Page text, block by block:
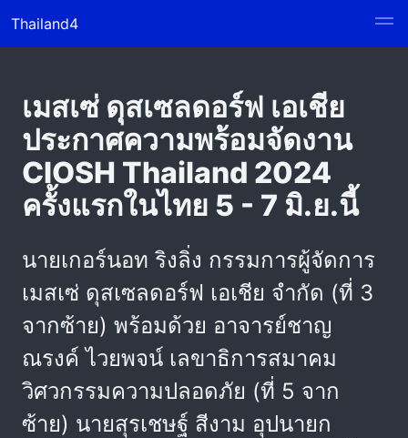
Thailand4
เมสเซ่ ดุสเซลดอร์ฟ เอเชีย
ประกาศความพร้อมจัดงาน
CIOSH Thailand 2024
ครั้งแรกในไทย 5 - 7 มิ.ย.นี้
นายเกอร์นอท ริงลิ่ง กรรมการผู้จัดการ
เมสเซ่ ดุสเซลดอร์ฟ เอเชีย จำกัด (ที่ 3
จากซ้าย) พร้อมด้วย อาจารย์ชาญ
ณรงค์ ไวยพจน์ เลขาธิการสมาคม
วิศวกรรมความปลอดภัย (ที่ 5 จาก
ซ้าย) นายสุรเชษฐ์ สีงาม อุปนายก